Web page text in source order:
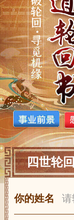
四世轮
你的姓名